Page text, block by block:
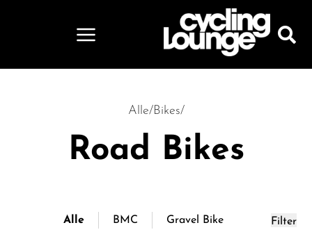
Alle/Bikes/
Road Bikes
Alle BMC Gravel Bike Filter